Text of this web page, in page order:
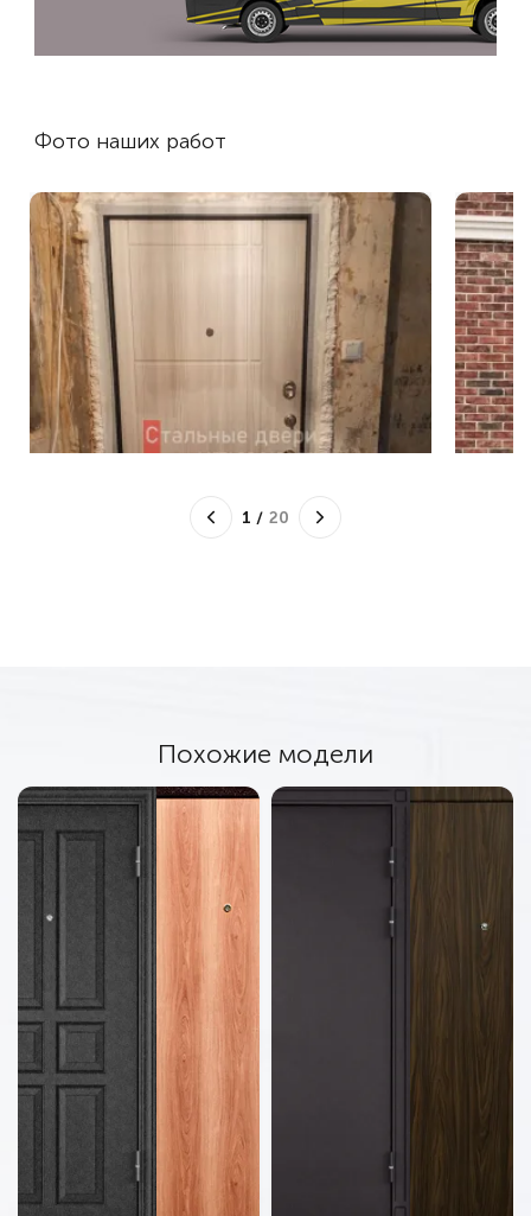
Фото наших работ
1 / 20
Похожие модели